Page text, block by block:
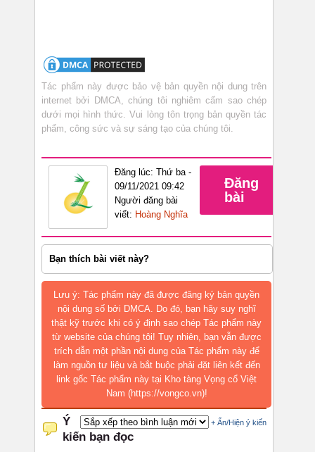
Tác phẩm này được bảo vệ bản quyền nội dung trên
internet bởi DMCA, chúng tôi nghiêm cấm sao chép
dưới mọi hình thức. Vui lòng tôn trọng bản quyền tác
phẩm, công sức và sự sáng tạo của chúng tôi.
Đăng lúc: Thứ ba -
09/11/2021 09:42
Người đăng bài
viết: Hoàng Nghĩa
Đăng
bài
Bạn thích bài viết này?
Lưu ý: Tác phẩm này đã được đăng ký bản quyền
nội dung số bởi DMCA. Do đó, bạn hãy suy nghĩ
thật kỹ trước khi có ý định sao chép Tác phẩm này
từ website của chúng tôi! Tuy nhiên, bạn vẫn được
trích dẫn một phần nội dung của Tác phẩm này để
làm nguồn tư liệu và bắt buộc phải đặt liên kết đến
link gốc Tác phẩm này tại Kho tàng Vọng cổ Việt
Nam (https://vongco.vn)!